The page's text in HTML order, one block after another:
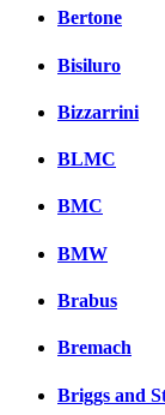
Bertone
Bisiluro
Bizzarrini
BLMC
BMC
BMW
Brabus
Bremach
Briggs and